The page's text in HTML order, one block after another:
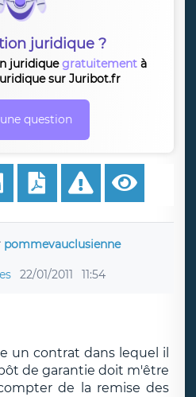
juridique ?
juridiquegratuitement à
sur Juribot.fr
question
pommevauclusienne
22/01/2011 11:54
un contrat dans lequel il
de garantie doit m'être
de la remise des